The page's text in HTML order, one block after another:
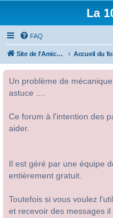
La
FAQ
Site de l'Amicale Citroën 10HP Accueil du
Un problème de
astuce ....
Ce forum à l'intention des
aider.
Il est géré par une équipe
entièrement gratuit.
Toutefois si vous voulez
et recevoir des messages